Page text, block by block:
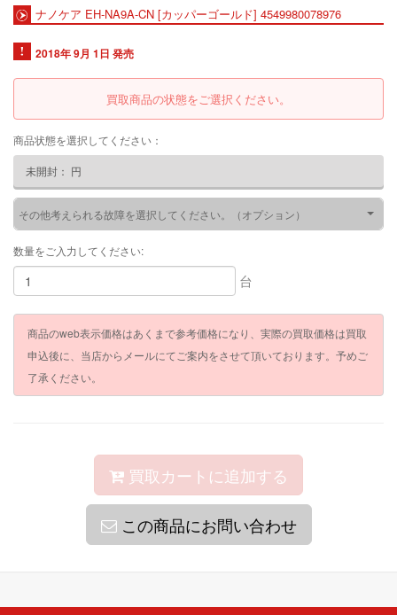
ナノケア EH-NA9A-CN [カッパーゴールド] 4549980078976
2018年 9月 1日 発売
買取商品の状態をご選択ください。
商品状態を選択してください：
未開封： 円
その他考えられる故障を選択してください。（オプション）
数量をご入力してください:
台
商品のweb表示価格はあくまで参考価格になり、実際の買取価格は買取
申込後に、当店からメールにてご案内をさせて頂いております。予めご
了承ください。
買取カートに追加する
この商品にお問い合わせ